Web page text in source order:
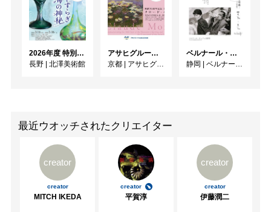
2026年度 特別展「ガレとドーム、アール･ヌーヴォーのガラス 水辺のやすらぎ、海の神秘」
長野 | 北澤美術館
アサヒグループ大山崎山荘美術館 開館30周年記念展「没後100年 クロード・モネ」
京都 | アサヒグループ大山崎山荘美術館
ベルナール・ビュフェと写真 ーカメラがとらえたビュフェとその時代、そして21 世紀へ
静岡 | ベルナール・ビュフェ美術館
最近ウオッチされたクリエイター
creator
creator
MITCH IKEDA
creator
平賀淳
creator
creator
伊藤潤二